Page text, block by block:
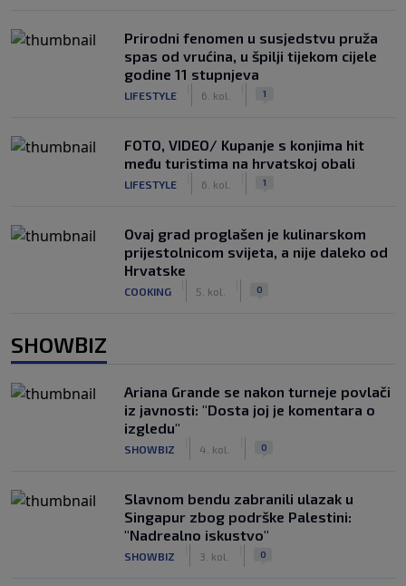
Prirodni fenomen u susjedstvu pruža
spas od vrućina, u špilji tijekom cijele
godine 11 stupnjeva
LIFESTYLE 6. kol. 1
FOTO, VIDEO/ Kupanje s konjima hit
među turistima na hrvatskoj obali
LIFESTYLE 6. kol. 1
Ovaj grad proglašen je kulinarskom
prijestolnicom svijeta, a nije daleko od
Hrvatske
COOKING 5. kol. 0
SHOWBIZ
Ariana Grande se nakon turneje povlači
iz javnosti: "Dosta joj je komentara o
izgledu"
SHOWBIZ 4. kol. 0
Slavnom bendu zabranili ulazak u
Singapur zbog podrške Palestini:
"Nadrealno iskustvo"
SHOWBIZ 3. kol. 0